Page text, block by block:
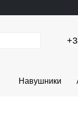
Навушники